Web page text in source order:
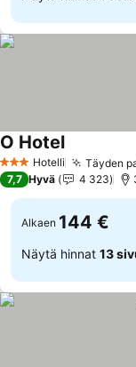
3 Tähtiluokitus
Hotelli Täyden
O Hotel
7,7 Hyvä 4 323
Alkaen 144 €
Näytä hinnat 13